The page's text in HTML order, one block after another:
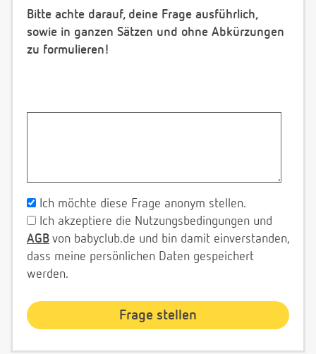
Bitte achte darauf, deine Frage ausführlich,
sowie in ganzen Sätzen und ohne Abkürzungen
zu formulieren!
Ich möchte diese Frage anonym stellen.
Ich akzeptiere die Nutzungsbedingungen und
AGB von babyclub.de und bin damit einverstanden,
dass meine persönlichen Daten gespeichert
werden.